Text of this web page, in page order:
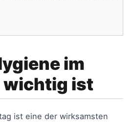
im
wichtig ist
ist eine der wirksamsten